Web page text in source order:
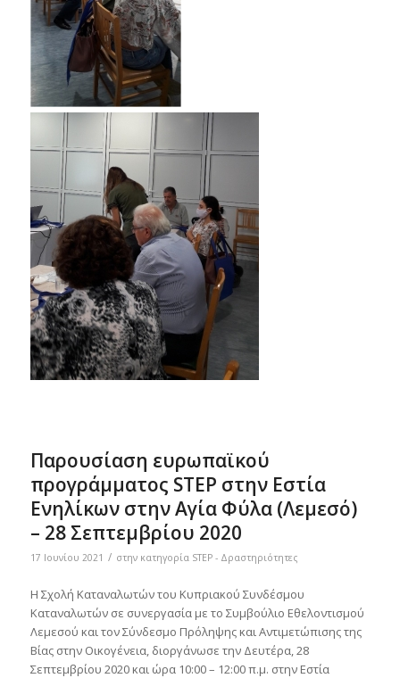
Παρουσίαση ευρωπαϊκού
προγράμματος STEP στην Εστία
Ενηλίκων στην Αγία Φύλα (Λεμεσό)
– 28 Σεπτεμβρίου 2020
17 Ιουνίου 2021 / στην κατηγορία STEP - Δραστηριότητες
Η Σχολή Καταναλωτών του Κυπριακού Συνδέσμου
Καταναλωτών σε συνεργασία με το Συμβούλιο Εθελοντισμού
Λεμεσού και τον Σύνδεσμο Πρόληψης και Αντιμετώπισης της
Βίας στην Οικογένεια, διοργάνωσε την Δευτέρα, 28
Σεπτεμβρίου 2020 και ώρα 10:00 – 12:00 π.μ. στην Εστία